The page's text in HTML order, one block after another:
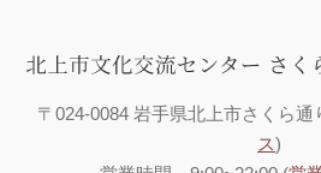
〒024-0084 岩手県北上市さくら通
ス)